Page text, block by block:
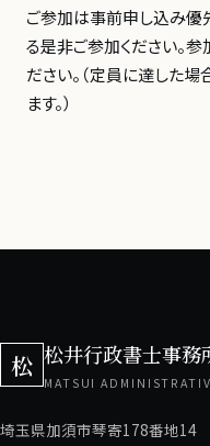
ご参加は事前申し込み優
る是非ご参加ください。
ださい。（定員に達した
ます。）
松 松井行政書士事務
MATSUI
埼玉県加須市琴寄178番地14